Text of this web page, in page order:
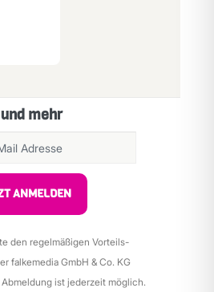
mehr
ANMELDEN
den regelmäßigen Vorteils-
falkemedia GmbH & Co. KG
ist jederzeit möglich.